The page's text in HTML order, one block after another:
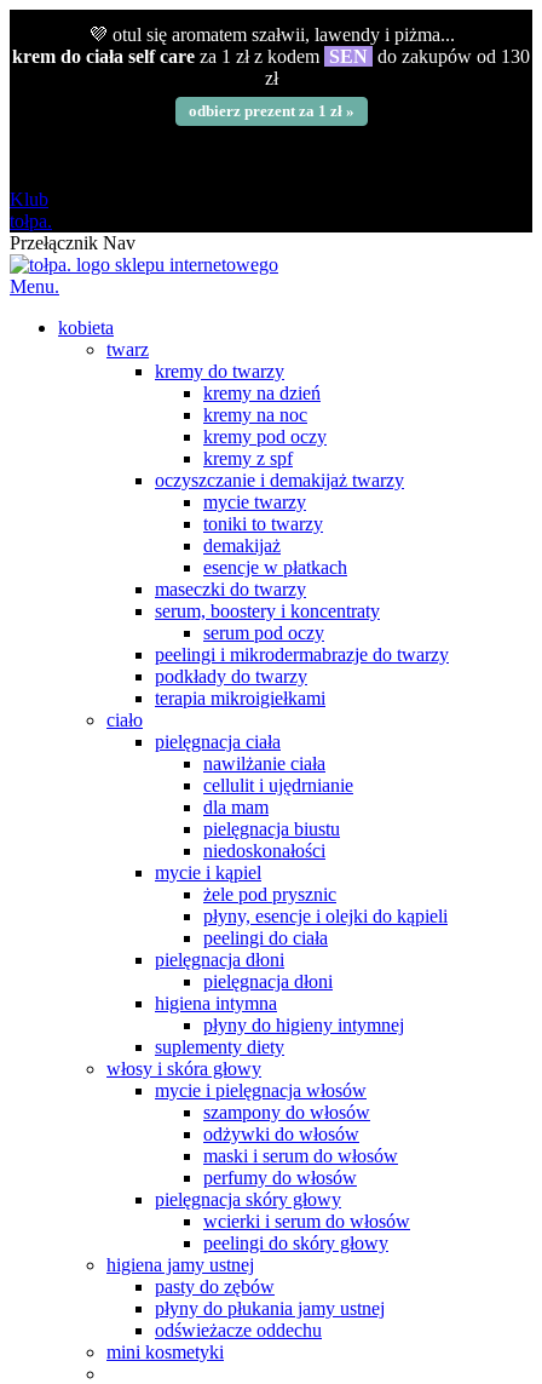
💜 otul się aromatem szałwii, lawendy i piżma...
krem do ciała self care za 1 zł z kodem SEN do zakupów od 130
zł
odbierz prezent za 1 zł »
Klub
tołpa.
Przełącznik Nav
Menu.
kobieta
twarz
kremy do twarzy
kremy na dzień
kremy na noc
kremy pod oczy
kremy z spf
oczyszczanie i demakijaż twarzy
mycie twarzy
toniki to twarzy
demakijaż
esencje w płatkach
maseczki do twarzy
serum, boostery i koncentraty
serum pod oczy
peelingi i mikrodermabrazje do twarzy
podkłady do twarzy
terapia mikroigiełkami
ciało
pielęgnacja ciała
nawilżanie ciała
cellulit i ujędrnianie
dla mam
pielęgnacja biustu
niedoskonałości
mycie i kąpiel
żele pod prysznic
płyny, esencje i olejki do kąpieli
peelingi do ciała
pielęgnacja dłoni
pielęgnacja dłoni
higiena intymna
płyny do higieny intymnej
suplementy diety
włosy i skóra głowy
mycie i pielęgnacja włosów
szampony do włosów
odżywki do włosów
maski i serum do włosów
perfumy do włosów
pielęgnacja skóry głowy
wcierki i serum do włosów
peelingi do skóry głowy
higiena jamy ustnej
pasty do zębów
płyny do płukania jamy ustnej
odświeżacze oddechu
mini kosmetyki